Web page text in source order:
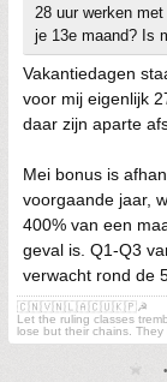
28 uur werken
je 13e maand? Is
Vakantiedagen
voor mij eigenlijk
daar zijn aparte
Mei bonus is
voorgaande jaar,
400% van een
geval is. Q1-Q3
verwacht rond de
🇨🇳🇻🇳🇱🇦🇨🇺🇰🇵☭
Let the ruling classes
lose but their chains. They